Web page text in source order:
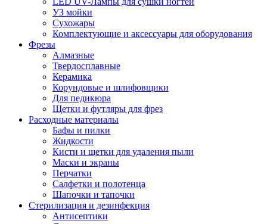
УЗ мойки
Сухожары
Комплектующие и аксессуары для оборудования
Фрезы
Алмазные
Твердосплавные
Керамика
Корундовые и шлифовщики
Для педикюра
Щетки и футляры для фрез
Расходные материалы
Бафы и пилки
Жидкости
Кисти и щетки для удаления пыли
Маски и экраны
Перчатки
Салфетки и полотенца
Шапочки и тапочки
Стерилизация и дезинфекция
Антисептики